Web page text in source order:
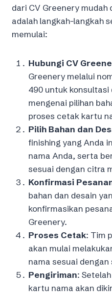
dari CV Greenery
adalah langkah-langkah
memulai:
Hubungi CV
Greenery melalui
490 untuk
mengenai pilihan
proses cetak kartu
Pilih Bahan dan
finishing yang Anda
nama Anda, serta
sesuai dengan citra
Konfirmasi
bahan dan desain
konfirmasikan
Greenery.
Proses Cetak: Tim
akan mulai
nama sesuai
Pengiriman:
kartu nama akan